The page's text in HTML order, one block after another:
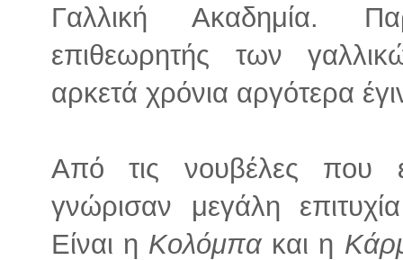
Γαλλική Ακαδημία.
επιθεωρητής των
αρκετά χρόνια αργότερα
Από τις νουβέλες που
γνώρισαν μεγάλη
Είναι η Κολόμπα και η